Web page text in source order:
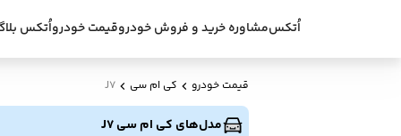
اُتکسمشاوره خرید و فروش خودروقیمت خودرواُتکس
قیمت خودرو کی ام سی J7
مدل‌های کی ام سی J7